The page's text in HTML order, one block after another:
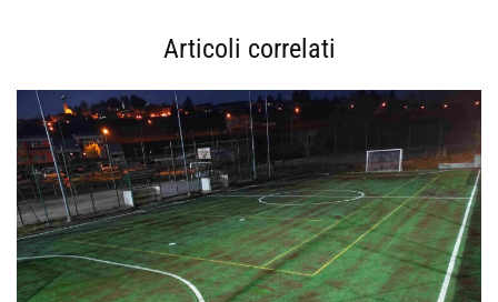
Articoli correlati